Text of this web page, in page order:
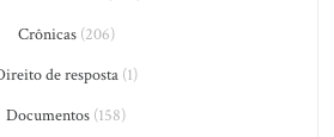
Crônicas(206)
de resposta (1)
Documentos (158)